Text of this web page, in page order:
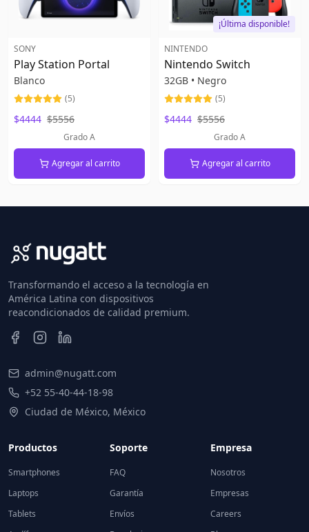
SONY
Play Station Portal
Blanco
(5)
$4444 $5556
Grado A
Agregar al carrito
¡Última disponible!
NINTENDO
Nintendo Switch
32GB • Negro
(5)
$4444 $5556
Grado A
Agregar al carrito
Transformando el acceso a la tecnología en
América Latina con dispositivos
reacondicionados de calidad premium.
admin@nugatt.com
+52 55-40-44-18-98
Ciudad de México, México
Productos
Smartphones
Laptops
Tablets
Soporte
FAQ
Garantía
Envíos
Empresa
Nosotros
Empresas
Careers